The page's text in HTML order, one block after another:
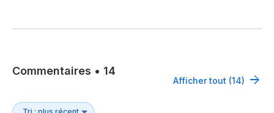
Commentaires • 14
Afficher tout (14)